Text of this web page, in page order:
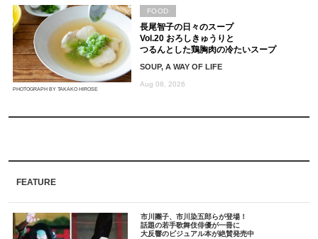
PHOTOGRAPH BY TAKAKO HIROSE
長尾智子の日々のスープ
Vol.20 おろしきゅうりと
つるんとした鶏胸肉の冷たいスープ
SOUP, A WAY OF LIFE
Aug 08, 2026
FOOD
FEATURE
市川團子、市川染五郎らが登場！
話題の若手歌舞伎俳優が一冊に
大反響のビジュアル本が絶賛発売中